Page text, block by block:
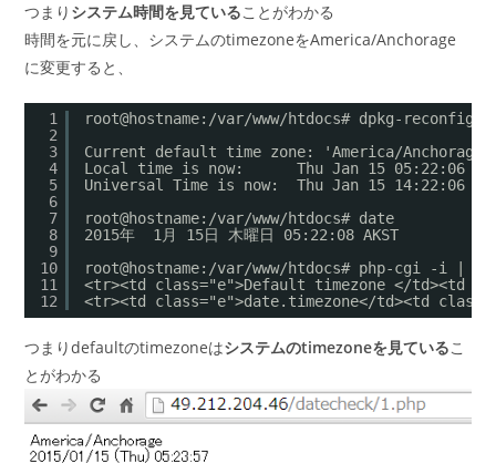
つまり システム時間を見ていることがわかる
時間を元に戻し、システムのtimezoneをAmerica/Anchorage
に変更すると、
1
2
3
4
5
6
7
8
9
10
11
12
root@hostname:/var/www/htdocs# dpkg-
Current default time zone: 'America/Anchorage'
Local time is now:      Thu Jan 15 05:22:06
Universal Time is now:  Thu Jan 15 14:22:06
root@hostname:/var/www/htdocs# date
2015年  1月 15日 木曜日 05:22:08 AKST
root@hostname:/var/www/htdocs# php-cgi -i |
<tr><td class="e">Default timezone </td><td
<tr><td class="e">date.timezone</td><td
つまりdefaultのtimezoneはシステムのtimezoneを見ているこ
とがわかる